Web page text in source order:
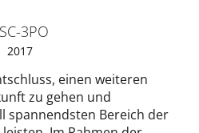
3PO
2017
einen weiteren
zu gehen und
spannendsten Bereich der